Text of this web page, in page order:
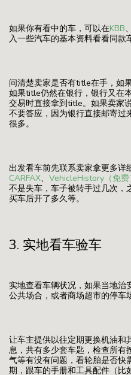
如果你有看中的车，可以在KBB、
入一些汽车的基本资料看看同款
问清楚卖家是否有title在手，如
如果title仍然在银行，银行又在
交易时直接拿到title。如果卖家
不要答应，因为银行直接邮寄
很多。
出发看车前先联系卖家拿更多详
CARFAX、 VehicleHistory（免费
不是失车，车子被转手过几次，
买车后开了多久等。
3. 实地看车验车
实地查看车辆状况，如果当地治
公共场合，或者商场超市的停车
让车主提供以往定期更换机油和
息，共有多少套车匙，检查所有
气等有没有问题，看轮胎是否
期，跟车的手册和工具配件（比